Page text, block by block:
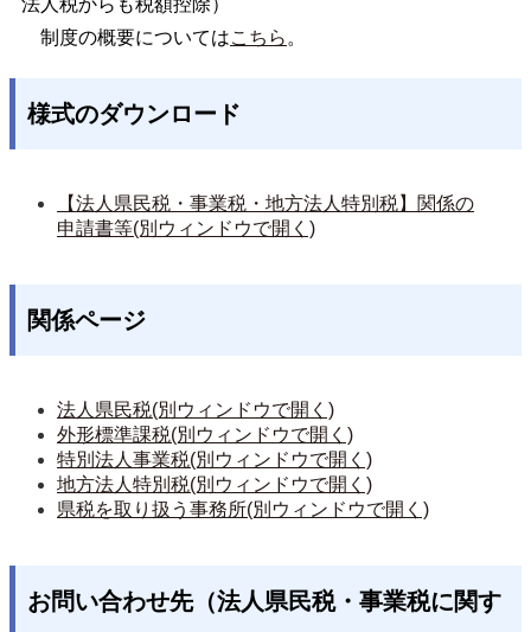
法人税からも税額控除）
制度の概要についてはこちら 。
様式のダウンロード
【法人県民税・事業税・地方法人特別税】関係の
申請書等(別ウィンドウで開く)
関係ページ
法人県民税(別ウィンドウで開く)
外形標準課税(別ウィンドウで開く)
特別法人事業税(別ウィンドウで開く)
地方法人特別税(別ウィンドウで開く)
県税を取り扱う事務所(別ウィンドウで開く)
お問い合わせ先（法人県民税・事業税に関す